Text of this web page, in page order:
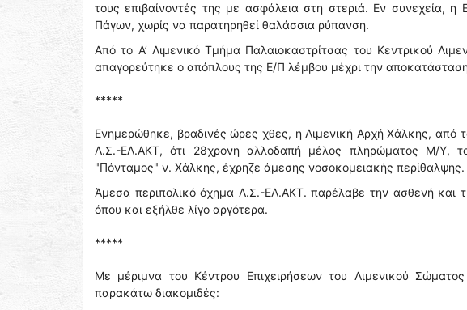
τους επιβαίνοντές της με ασφάλεια στη στεριά. Εν συνεχεία,
Πάγων, χωρίς να παρατηρηθεί θαλάσσια ρύπανση.
Από το Α’ Λιμενικό Τμήμα Παλαιοκαστρίτσας του Κεντρικού
απαγορεύτηκε ο απόπλους της Ε/Π λέμβου μέχρι την
*****
Ενημερώθηκε, βραδινές ώρες χθες, η Λιμενική Αρχή Χάλκης, από
Λ.Σ.-ΕΛ.ΑΚΤ, ότι 28χρονη αλλοδαπή μέλος πληρώματος Μ/Υ,
"Πόνταμος" ν. Χάλκης, έχρηζε άμεσης νοσοκομειακής περίθαλψης.
Άμεσα περιπολικό όχημα Λ.Σ.-ΕΛ.ΑΚΤ. παρέλαβε την ασθενή και
όπου και εξήλθε λίγο αργότερα.
*****
Με μέριμνα του Κέντρου Επιχειρήσεων του Λιμενικού
παρακάτω διακομιδές: